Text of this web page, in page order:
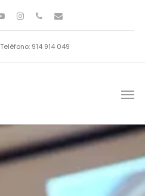
Teléfono: 914 914 049